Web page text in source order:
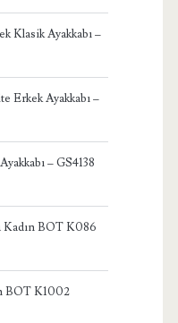
Klasik Ayakkabı –
Erkek Ayakkabı –
– GS4138
Kadın BOT K086
BOT K1002